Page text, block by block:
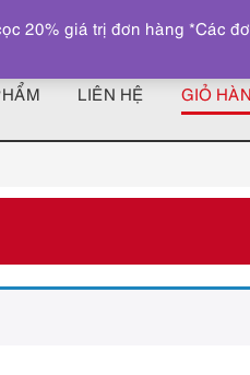
z
LIÊN HỆ GIỎ
20% giá trị đơn hàng *Các